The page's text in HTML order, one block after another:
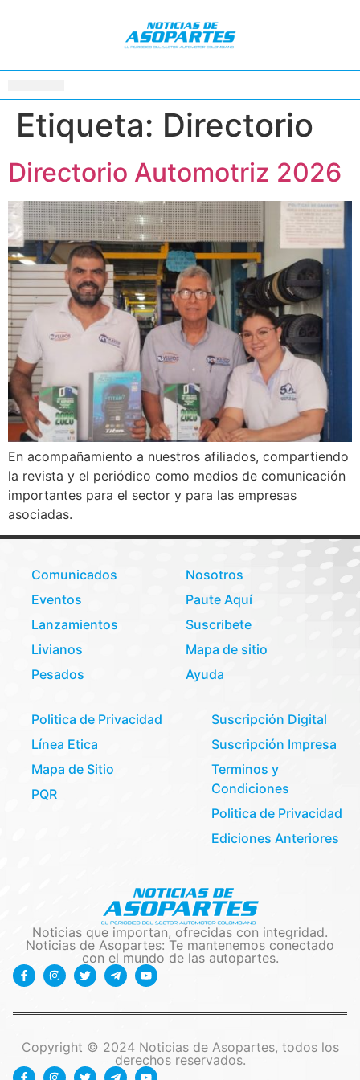
Etiqueta: Directorio
Directorio Automotriz 2026
En acompañamiento a nuestros afiliados, compartiendo
la revista y el periódico como medios de comunicación
importantes para el sector y para las empresas
asociadas.
Comunicados
Eventos
Lanzamientos
Livianos
Pesados
Nosotros
Paute Aquí
Suscribete
Mapa de sitio
Ayuda
Politica de Privacidad
Línea Etica
Mapa de Sitio
PQR
Suscripción Digital
Suscripción Impresa
Terminos y
Condiciones
Politica de Privacidad
Ediciones Anteriores
Noticias que importan, ofrecidas con integridad.
Noticias de Asopartes: Te mantenemos conectado
con el mundo de las autopartes.
Copyright © 2024 Noticias de Asopartes, todos los
derechos reservados.